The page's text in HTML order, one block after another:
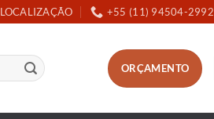
LOCALIZAÇÃO +55 (11) 94504-2992
ORÇAMENTO